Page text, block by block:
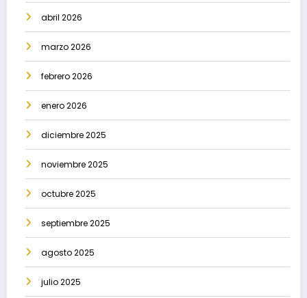
abril 2026
marzo 2026
febrero 2026
enero 2026
diciembre 2025
noviembre 2025
octubre 2025
septiembre 2025
agosto 2025
julio 2025